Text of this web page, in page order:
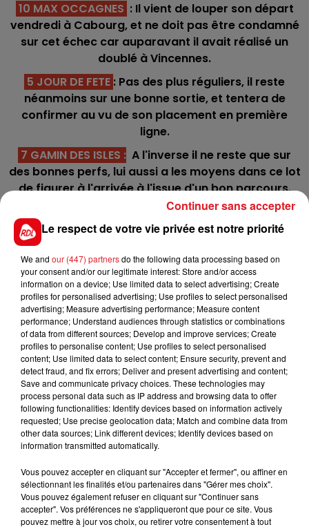
10 MAX OCCAGNES : Il vient de louper son départ
vendredi à Cabourg, et ne doit pas être condamné
sur cet échec car auparavant il avait réalisé un
doublé à Vincennes.
5 JOUR DE FETE : Pas des plus réguliers, il reste
néanmoins sur une bonne sortie, et tentera de
confirmer au vu de son placement en première
ligne.
7 GAMIN DES ISLES : A l'inverse il ne reste que sur
des bonnes perfs, lui aussi a les moyens dans ce lot
de figurer à l'arrivée à l'issue d'un bon parcours.
: Surprenant 4éme dans un quinté
huppé, il posséde autant de vitesse que de tenue. En
courant battu, il peut venir en ramasser quelques-
uns.
*****En direct des pistes****
FILS D'ACTUS
15 juillet 2026
BÉTHUNE: ENQUÊTE POUR HOMICIDE
Le respect de votre vie privée est notre priorité
We and our (447) partnersdo the following data processing based on
your consent and/or our legitimate interest: Store and/or access
information on a device; Use limited data to select advertising; Create
profiles for personalised advertising; Use profiles to select personalised
advertising; Measure advertising performance; Measure content
performance; Understand audiences through statistics or combinations
of data from different sources; Develop and improve services; Create
profiles to personalise content; Use profiles to select personalised
content; Use limited data to select content; Ensure security, prevent and
detect fraud, and fix errors; Deliver and present advertising and content;
Save and communicate privacy choices. These technologies may
process personal data such as IP address and browsing data to offer
following functionalities: Identify devices based on information actively
requested; Use precise geolocation data; Match and combine data from
other data sources; Link different devices; Identify devices based on
information transmitted automatically.
Vous pouvez accepter en cliquant sur "Accepter et fermer", ou affiner en
sélectionnant les finalités et/ou partenaires dans "Gérer mes choix".
Vous pouvez également refuser en cliquant sur "Continuer sans
accepter". Vos préférences ne s'appliqueront que pour ce site. Vous
pouvez mettre à jour vos choix, ou retirer votre consentement à tout
Continuer sans accepter